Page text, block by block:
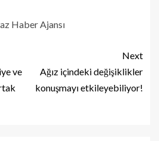
Haber Ajansı
ve
Next
Ağız içindeki değişiklikler
konuşmayı etkileyebiliyor!